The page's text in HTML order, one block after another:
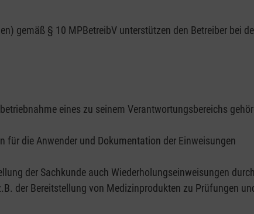
gemäß § 10 MPBetreibV unterstützen den Betreiber bei
eines zu seinem Verantwortungsbereichs
für die Anwender und Dokumentation der Einweisungen
der Sachkunde auch Wiederholungseinweisungen
der Bereitstellung von Medizinprodukten zu Prüfungen